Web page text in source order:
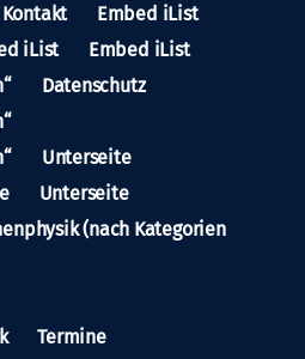
Kontakt
Embed iList
iList
Embed iList
Datenschutz
Unterseite
Unterseite
(nach Kategorien
Termine